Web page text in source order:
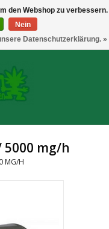
5000 mg/h
MG/H
den Webshop zu verbessern.
Nein
Datenschutzerklärung. »